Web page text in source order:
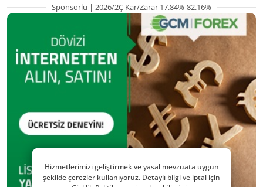
Sponsorlu | 2026/2Ç Kar/Zarar 17.84%-82.16%
Hizmetlerimizi geliştirmek ve yasal mevzuata uygun
şekilde çerezler kullanıyoruz. Detaylı bilgi ve iptal için